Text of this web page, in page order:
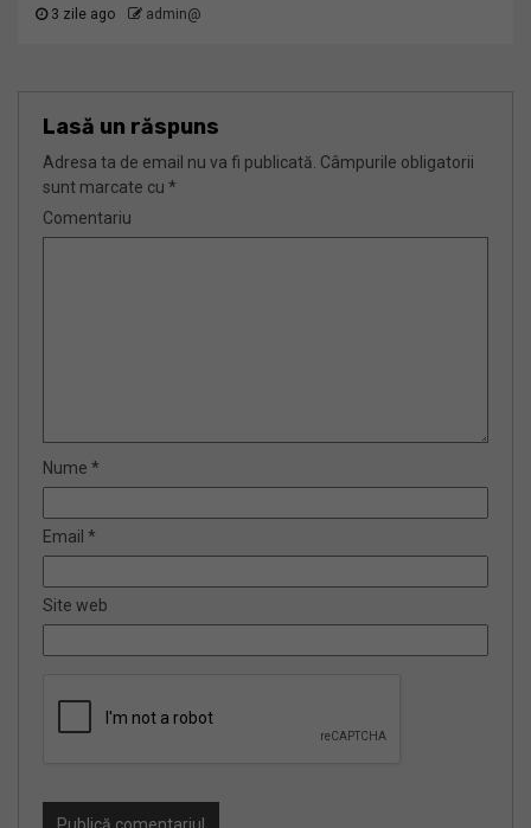
3 zile ago admin@
Lasă un răspuns
Adresa ta de email nu va fi publicată. Câmpurile obligatorii
sunt marcate cu *
Comentariu
Nume *
Email *
Site web